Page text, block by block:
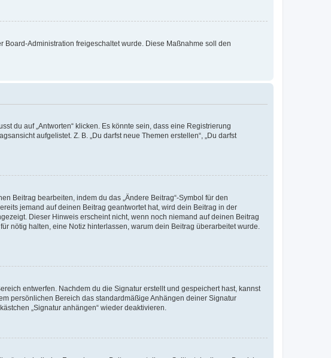
Administration freigeschaltet wurde. Diese Maßnahme soll den
du auf „Antworten“ klicken. Es könnte sein, dass eine Registrierung
aufgelistet. Z. B. „Du darfst neue Themen erstellen“, „Du darfst
Beitrag bearbeiten, indem du das „Ändere Beitrag“-Symbol für den
jemand auf deinen Beitrag geantwortet hat, wird dein Beitrag in der
Dieser Hinweis erscheint nicht, wenn noch niemand auf deinen Beitrag
nötig halten, eine Notiz hinterlassen, warum dein Beitrag überarbeitet wurde.
entwerfen. Nachdem du die Signatur erstellt und gespeichert hast, kannst
persönlichen Bereich das standardmäßige Anhängen deiner Signatur
„Signatur anhängen“ wieder deaktivieren.